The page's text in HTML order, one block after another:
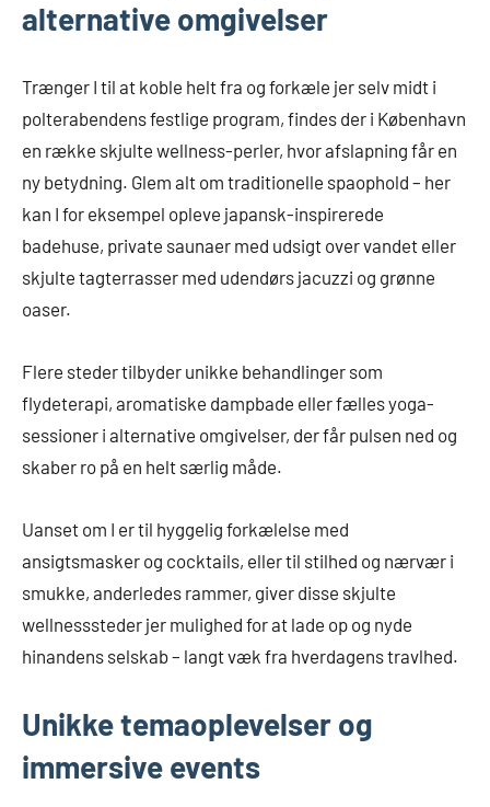
alternative omgivelser
Trænger I til at koble helt fra og forkæle jer selv midt i
polterabendens festlige program, findes der i København
en række skjulte wellness-perler, hvor afslapning får en
ny betydning. Glem alt om traditionelle spaophold – her
kan I for eksempel opleve japansk-inspirerede
badehuse, private saunaer med udsigt over vandet eller
skjulte tagterrasser med udendørs jacuzzi og grønne
oaser.
Flere steder tilbyder unikke behandlinger som
flydeterapi, aromatiske dampbade eller fælles yoga-
sessioner i alternative omgivelser, der får pulsen ned og
skaber ro på en helt særlig måde.
Uanset om I er til hyggelig forkælelse med
ansigtsmasker og cocktails, eller til stilhed og nærvær i
smukke, anderledes rammer, giver disse skjulte
wellnesssteder jer mulighed for at lade op og nyde
hinandens selskab – langt væk fra hverdagens travlhed.
Unikke temaoplevelser og
immersive events